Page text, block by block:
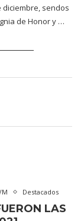
sendos
de Honor y …
Destacados
LAS